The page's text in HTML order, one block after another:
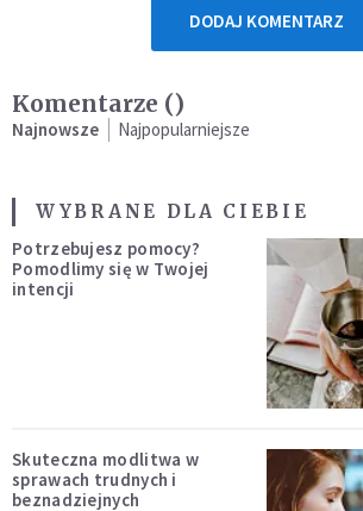
DODAJ KOMENTARZ
Komentarze ()
Najnowsze Najpopularniejsze
WYBRANE DLA CIEBIE
Potrzebujesz pomocy?
Pomodlimy się w Twojej
intencji
Skuteczna modlitwa w
sprawach trudnych i
beznadziejnych